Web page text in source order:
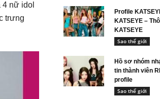
nữ idol
trưng
Profile
KATSEYE –
KATSEYE
Sao thế giới
Hồ sơ nhóm
tin thành viên
profile
Sao thế giới